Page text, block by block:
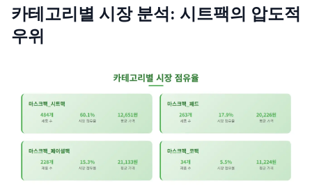
카테고리별 시장 분석: 시트팩의 압도적
우위